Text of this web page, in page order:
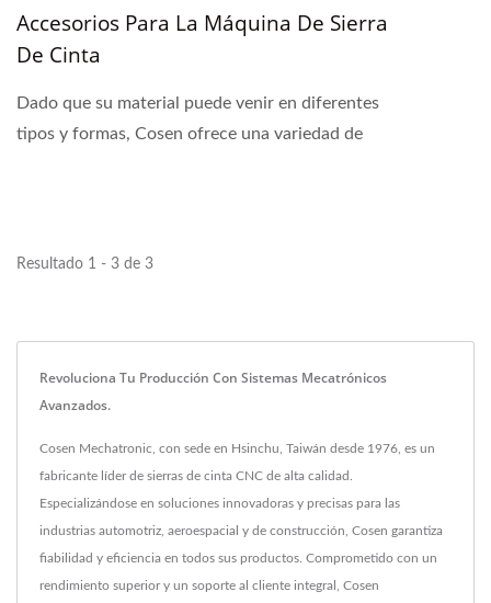
Accesorios Para La Máquina De Sierra
De Cinta
Dado que su material puede venir en diferentes
tipos y formas, Cosen ofrece una variedad de
Resultado 1 - 3 de 3
Revoluciona Tu Producción Con Sistemas Mecatrónicos
Avanzados.
Cosen Mechatronic, con sede en Hsinchu, Taiwán desde 1976, es un
fabricante líder de sierras de cinta CNC de alta calidad.
Especializándose en soluciones innovadoras y precisas para las
industrias automotriz, aeroespacial y de construcción, Cosen garantiza
fiabilidad y eficiencia en todos sus productos. Comprometido con un
rendimiento superior y un soporte al cliente integral, Cosen